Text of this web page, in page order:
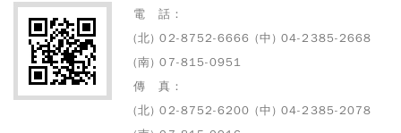
電 話：
(北) 02-8752-6666 (中) 04-2385-2668
(南) 07-815-0951
傳 真：
(北) 02-8752-6200 (中) 04-2385-2078